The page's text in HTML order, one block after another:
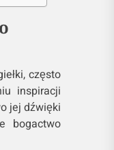
często
inspiracji
jej dźwięki
bogactwo